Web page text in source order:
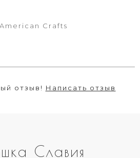
American Crafts
отзыв! Написать отзыв
Славия